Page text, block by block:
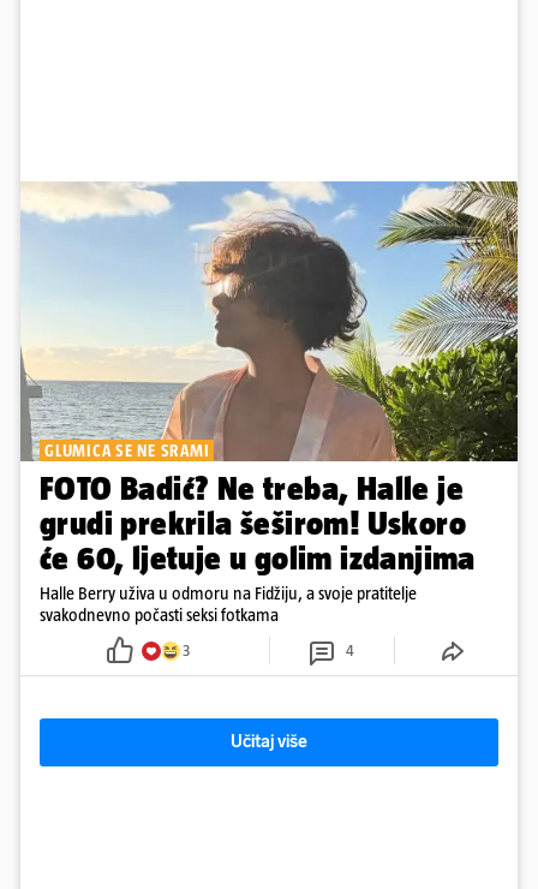
GLUMICA SE NE SRAMI
FOTO Badić? Ne treba, Halle je
grudi prekrila šeširom! Uskoro
će 60, ljetuje u golim izdanjima
Halle Berry uživa u odmoru na Fidžiju, a svoje pratitelje
svakodnevno počasti seksi fotkama
3 4
Učitaj više